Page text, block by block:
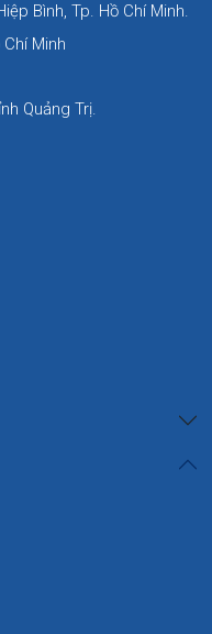
Bình, Tp. Hồ Chí Minh.
Minh
Quảng Trị.